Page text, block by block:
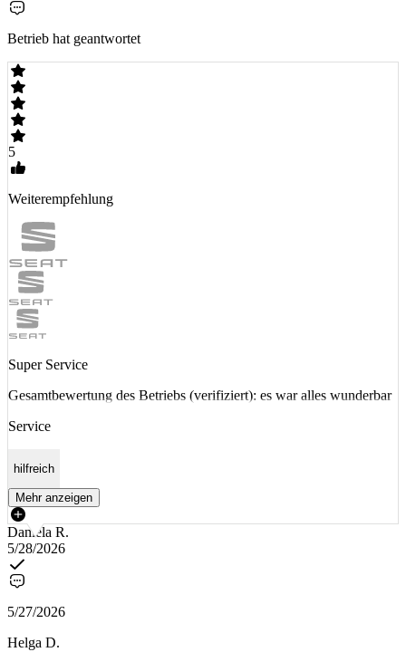
Betrieb hat geantwortet
5
Weiterempfehlung
Super Service
Gesamtbewertung des Betriebs (verifiziert): es war alles wunderbar
Service
hilfreich
Mehr anzeigen
Daniela R.
5/28/2026
5/27/2026
Helga D.